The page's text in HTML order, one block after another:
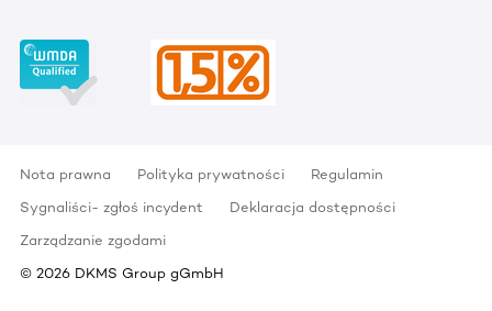
Nota prawna Polityka prywatności
Regulamin
Sygnaliści- zgłoś incydent
Deklaracja dostępności
Zarządzanie zgodami
© 2026 DKMS Group gGmbH